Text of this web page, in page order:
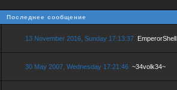
Последнее сообщение
13 November 2016, Sunday 17:13:37 EmperorShell
30 May 2007, Wednesday 17:21:46 ~34volk34~